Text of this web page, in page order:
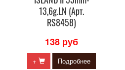
13,6g.LN (Арт.
RS8458)
138 руб
+ Подробнее